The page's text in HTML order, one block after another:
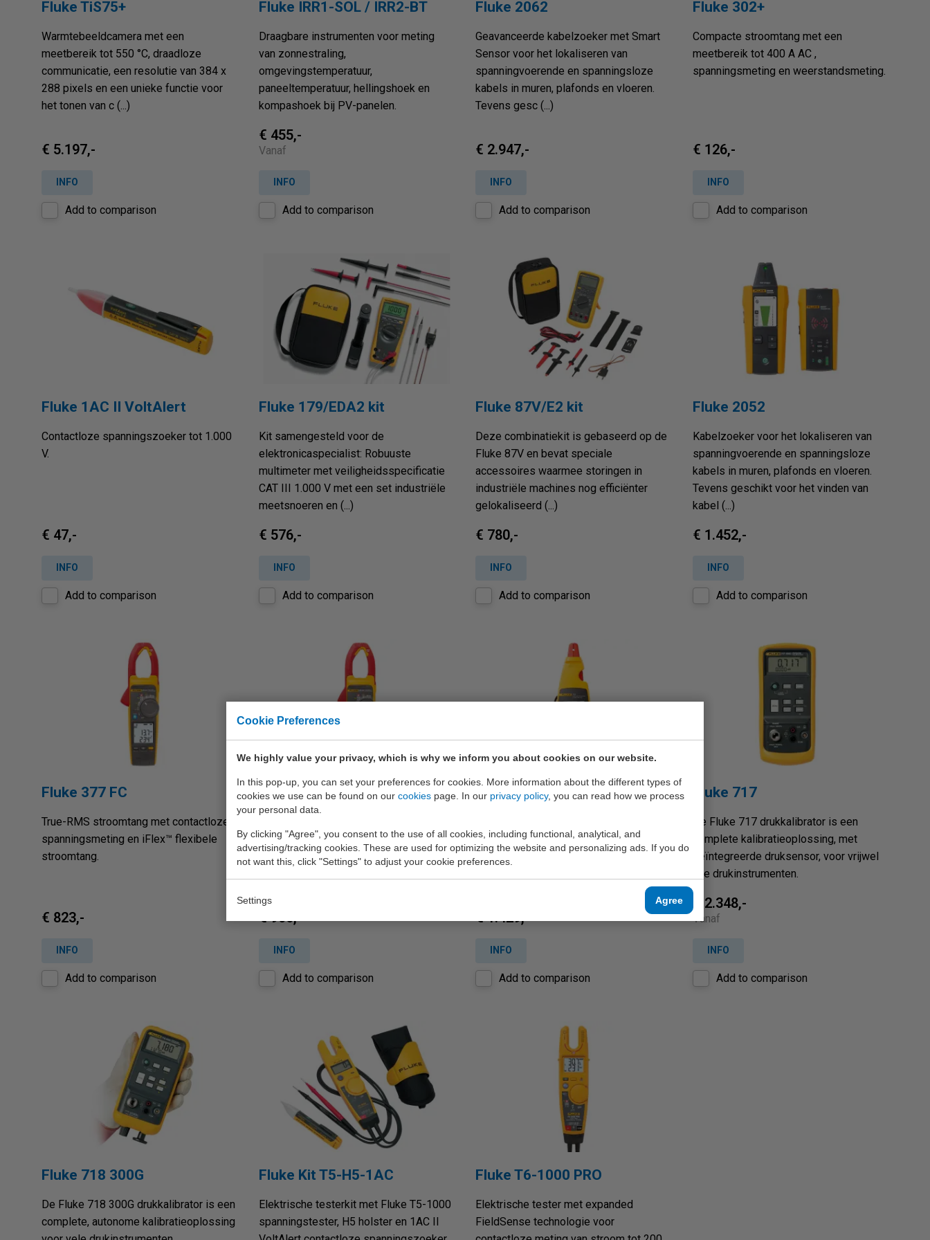
Cookie Preferences
We highly value your privacy, which is why we inform you about cookies on our website.
In this pop-up, you can set your preferences for cookies. More information about the different types of
cookies we use can be found on our cookies page. In our privacy policy, you can read how we process
your personal data.
By clicking "Agree", you consent to the use of all cookies, including functional, analytical, and
advertising/tracking cookies. These are used for optimizing the website and personalizing ads. If you do
not want this, click "Settings" to adjust your cookie preferences.
Settings Agree
Fluke TiS75+
Warmtebeeldcamera met een
meetbereik tot 550 °C, draadloze
communicatie, een resolutie van 384 x
288 pixels en een unieke functie voor
het tonen van c (...)
€ 5.197,-
INFO
Add to comparison
Fluke IRR1-SOL / IRR2-BT
Draagbare instrumenten voor meting
van zonnestraling,
omgevingstemperatuur,
paneeltemperatuur, hellingshoek en
kompashoek bij PV-panelen.
€ 455,-
Vanaf
INFO
Add to comparison
Fluke 2062
Geavanceerde kabelzoeker met Smart
Sensor voor het lokaliseren van
spanningvoerende en spanningsloze
kabels in muren, plafonds en vloeren.
Tevens gesc (...)
€ 2.947,-
INFO
Add to comparison
Fluke 302+
Compacte stroomtang met een
meetbereik tot 400 A AC ,
spanningsmeting en weerstandsmeting.
€ 126,-
INFO
Add to comparison
Fluke 1AC II VoltAlert
Contactloze spanningszoeker tot 1.000
V.
€ 47,-
INFO
Add to comparison
Fluke 179/EDA2 kit
Kit samengesteld voor de
elektronicaspecialist: Robuuste
multimeter met veiligheidsspecificatie
CAT III 1.000 V met een set industriële
meetsnoeren en (...)
€ 576,-
INFO
Add to comparison
Fluke 87V/E2 kit
Deze combinatiekit is gebaseerd op de
Fluke 87V en bevat speciale
accessoires waarmee storingen in
industriële machines nog efficiënter
gelokaliseerd (...)
€ 780,-
INFO
Add to comparison
Fluke 2052
Kabelzoeker voor het lokaliseren van
spanningvoerende en spanningsloze
kabels in muren, plafonds en vloeren.
Tevens geschikt voor het vinden van
kabel (...)
€ 1.452,-
INFO
Add to comparison
Fluke 377 FC
True-RMS stroomtang met contactloze
spanningsmeting en iFlex™ flexibele
stroomtang.
€ 823,-
INFO
Add to comparison
Fluke 378 FC
spanningsmeting, Power Quality
indicator en iFlex™ flexibele stroomtang.
€ 906,-
INFO
Add to comparison
Fluke 772
en meting van processignalen bij PLC's
en transmitters zonder de lus te
€ 1.429,-
INFO
Add to comparison
Fluke 717
De Fluke 717 drukkalibrator is een
complete kalibratieoplossing, met
geïntegreerde druksensor, voor vrijwel
alle drukinstrumenten.
€ 2.348,-
Vanaf
INFO
Add to comparison
Fluke 718 300G
De Fluke 718 300G drukkalibrator is een
complete, autonome kalibratieoplossing
Fluke Kit T5-H5-1AC
Elektrische testerkit met Fluke T5-1000
spanningstester, H5 holster en 1AC II
Fluke T6-1000 PRO
Elektrische tester met expanded
FieldSense technologie voor